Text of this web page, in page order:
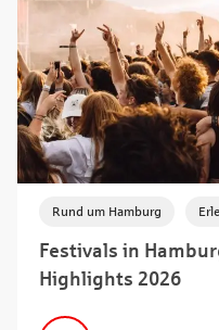
Festivals in
Highlights 2026
Rund um Hamburg